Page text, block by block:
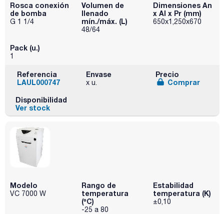
Rosca conexión
de bomba
G 1 1/4
Volumen de
llenado
mín./máx. (L)
48/64
Dimensiones An
x Al x Pr (mm)
650x1,250x670
Pack (u.)
1
Referencia
LAUL000747
Envase
x u.
Precio
Comprar
Disponibilidad
Ver stock
Modelo
VC 7000 W
Rango de
temperatura
(ºC)
-25 a 80
Estabilidad
temperatura (K)
±0,10